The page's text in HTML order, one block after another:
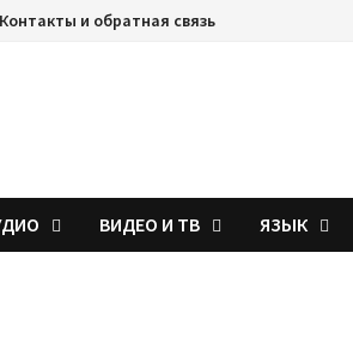
Контакты и обратная связь
ВИДЕО И ТВ ЯЗЫК